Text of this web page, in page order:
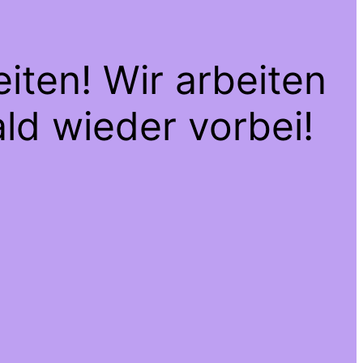
Wir arbeiten
wieder vorbei!